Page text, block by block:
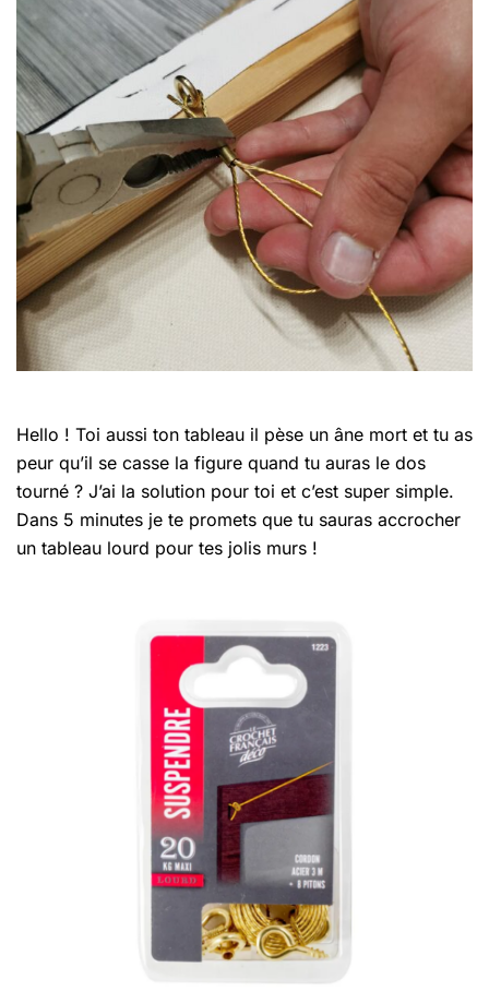
Hello ! Toi aussi ton tableau il pèse un âne mort et tu as
peur qu’il se casse la figure quand tu auras le dos
tourné ? J’ai la solution pour toi et c’est super simple.
Dans 5 minutes je te promets que tu sauras accrocher
un tableau lourd pour tes jolis murs !